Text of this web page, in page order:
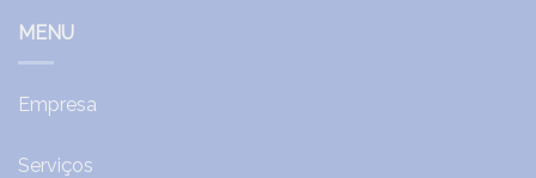
MENU
Empresa
Serviços